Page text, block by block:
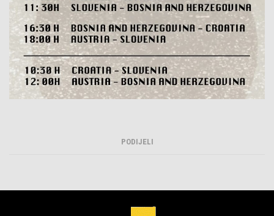
PODIJELI